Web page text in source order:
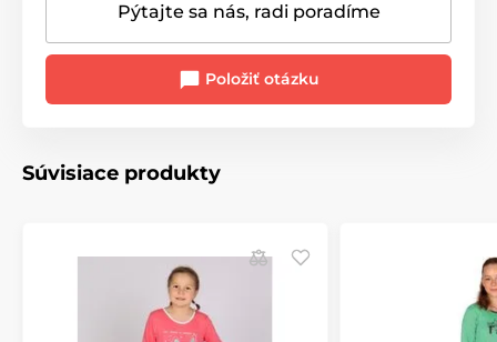
Pýtajte sa nás, radi poradíme
Položiť otázku
Súvisiace produkty